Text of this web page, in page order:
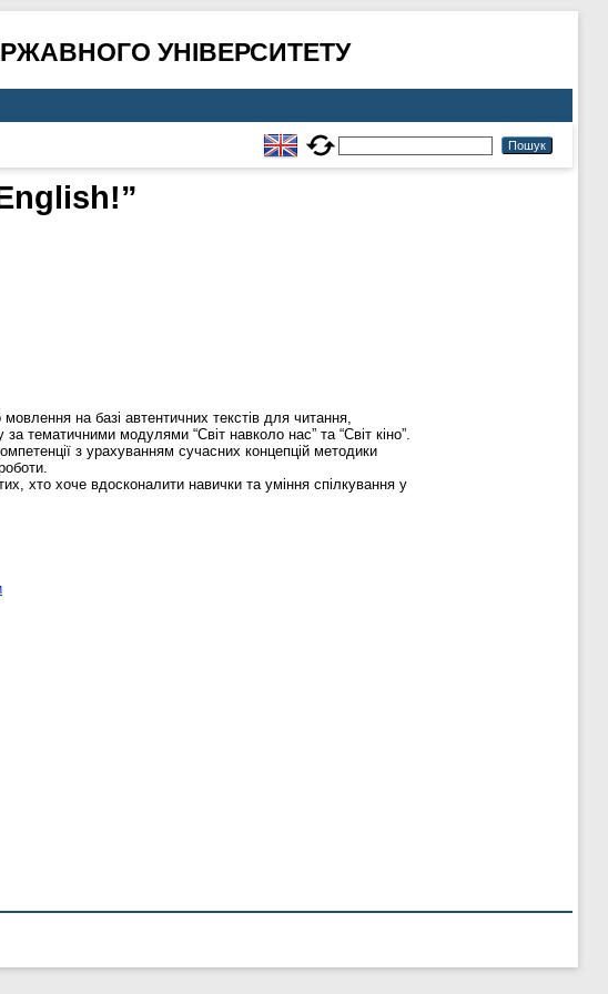
УНІВЕРСИТЕТУ
на базі автентичних текстів для читання,
тематичними модулями “Світ навколо нас” та “Світ кіно”.
з урахуванням сучасних концепцій методики
хто хоче вдосконалити навички та уміння спілкування у